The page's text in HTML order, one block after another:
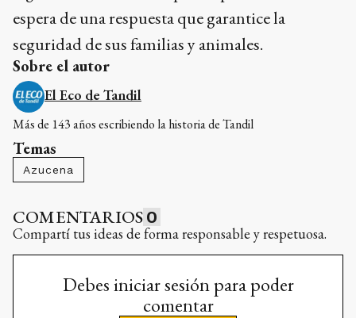
espera de una respuesta que garantice la
seguridad de sus familias y animales.
Sobre el autor
El Eco de Tandil
Más de 143 años escribiendo la historia de Tandil
Temas
Azucena
COMENTARIOS 0
Compartí tus ideas de forma responsable y respetuosa.
Debes iniciar sesión para poder
comentar